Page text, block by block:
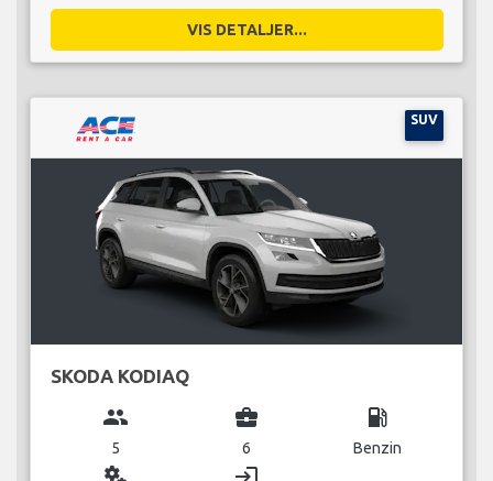
VIS DETALJER...
SUV
SKODA KODIAQ
group
5
business_center
6
local_gas_station
Benzin